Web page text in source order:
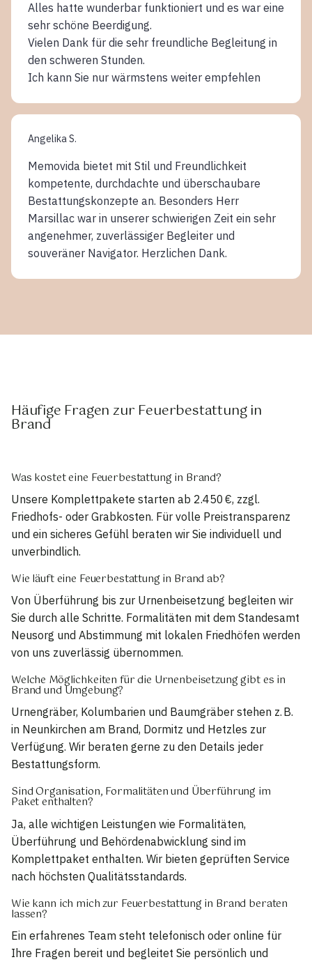
Alles hatte wunderbar funktioniert und es war eine
sehr schöne Beerdigung.
Vielen Dank für die sehr freundliche Begleitung in
den schweren Stunden.
Ich kann Sie nur wärmstens weiter empfehlen
Angelika S.
Memovida bietet mit Stil und Freundlichkeit
kompetente, durchdachte und überschaubare
Bestattungskonzepte an. Besonders Herr
Marsillac war in unserer schwierigen Zeit ein sehr
angenehmer, zuverlässiger Begleiter und
souveräner Navigator. Herzlichen Dank.
Häufige Fragen zur Feuerbestattung in
Brand
Was kostet eine Feuerbestattung in Brand?
Unsere Komplettpakete starten ab 2.450 €, zzgl.
Friedhofs- oder Grabkosten. Für volle Preistransparenz
und ein sicheres Gefühl beraten wir Sie individuell und
unverbindlich.
Wie läuft eine Feuerbestattung in Brand ab?
Von Überführung bis zur Urnenbeisetzung begleiten wir
Sie durch alle Schritte. Formalitäten mit dem Standesamt
Neusorg und Abstimmung mit lokalen Friedhöfen werden
von uns zuverlässig übernommen.
Welche Möglichkeiten für die Urnenbeisetzung gibt es in
Brand und Umgebung?
Urnengräber, Kolumbarien und Baumgräber stehen z. B.
in Neunkirchen am Brand, Dormitz und Hetzles zur
Verfügung. Wir beraten gerne zu den Details jeder
Bestattungsform.
Sind Organisation, Formalitäten und Überführung im
Paket enthalten?
Ja, alle wichtigen Leistungen wie Formalitäten,
Überführung und Behördenabwicklung sind im
Komplettpaket enthalten. Wir bieten geprüften Service
nach höchsten Qualitätsstandards.
Wie kann ich mich zur Feuerbestattung in Brand beraten
lassen?
Ein erfahrenes Team steht telefonisch oder online für
Ihre Fragen bereit und begleitet Sie persönlich und